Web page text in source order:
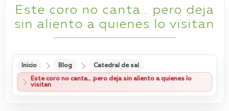
Este coro no canta… pero deja
sin aliento a quienes lo visitan
Inicio Blog Catedral de sal
Este coro no canta… pero deja sin aliento a quienes lo
visitan